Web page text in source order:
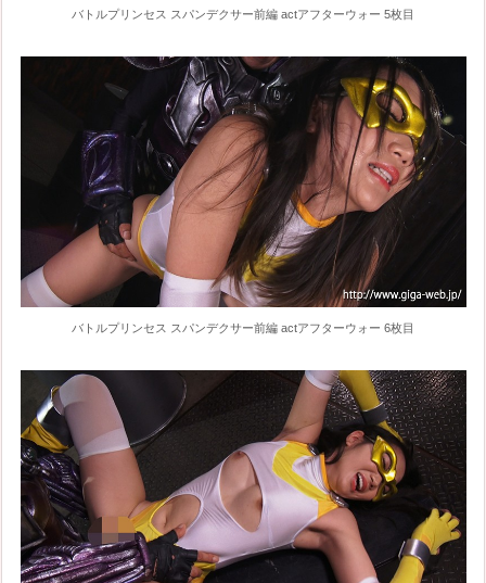
バトルプリンセス スパンデクサー前編 actアフターウォー 5枚目
バトルプリンセス スパンデクサー前編 actアフターウォー 6枚目